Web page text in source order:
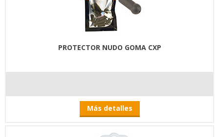
PROTECTOR NUDO GOMA CXP
Más detalles